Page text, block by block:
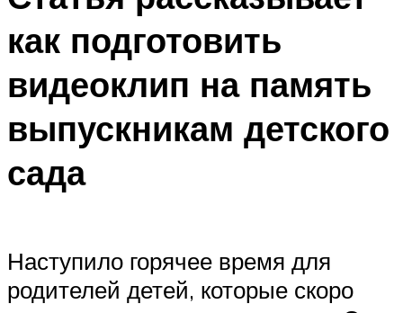
как подготовить
видеоклип на память
выпускникам детского
сада
Наступило горячее время для
родителей детей, которые скоро